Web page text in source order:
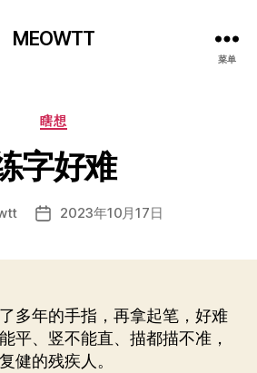
MEOWTT
菜单
分
瞎想
字好难
发 2023年10月17日
多年的手指，再拿起笔，好难
平、竖不能直、描都描不准，
健的残疾人。